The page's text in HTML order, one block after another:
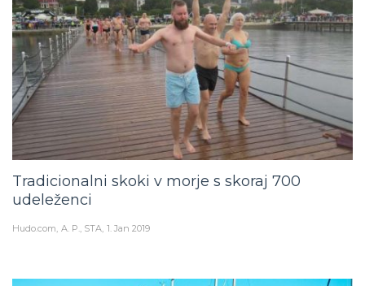
Tradicionalni skoki v morje s skoraj 700
udeleženci
Hudo.com A. P., STA 1. Jan 2019